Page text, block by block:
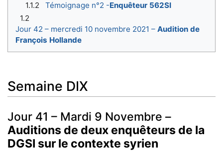
1.1.2
Témoignage n°2 -Enquêteur 562SI
1.2
Jour 42 – mercredi 10 novembre 2021 – Audition de
François Hollande
Semaine DIX
Jour 41 – Mardi 9 Novembre –
Auditions de deux enquêteurs de la
DGSI sur le contexte syrien